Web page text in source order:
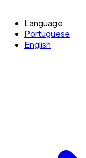
Language
Portuguese
English